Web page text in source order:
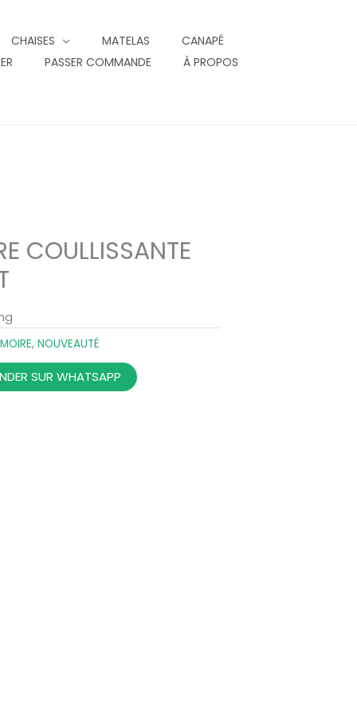
CHAISES MATELAS
CANAPÉ
PASSER COMMANDE À PROPOS
COULLISSANTE
, NOUVEAUTÉ
SUR WHATSAPP